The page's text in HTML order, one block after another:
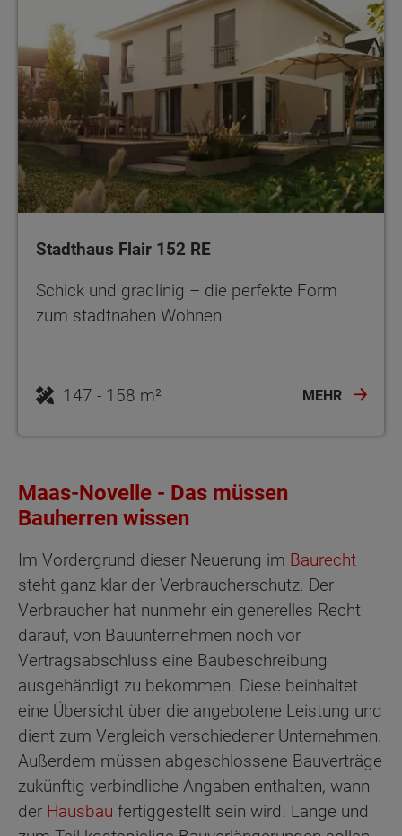
Stadthaus Flair 152 RE
Schick und gradlinig – die perfekte Form
zum stadtnahen Wohnen
MEHR
Maas-Novelle - Das müssen
Bauherren wissen
Im Vordergrund dieser Neuerung im Baurecht
steht ganz klar der Verbraucherschutz. Der
Verbraucher hat nunmehr ein generelles Recht
darauf, von Bauunternehmen noch vor
Vertragsabschluss eine Baubeschreibung
ausgehändigt zu bekommen. Diese beinhaltet
eine Übersicht über die angebotene Leistung und
dient zum Vergleich verschiedener Unternehmen.
Außerdem müssen abgeschlossene Bauverträge
zukünftig verbindliche Angaben enthalten, wann
der Hausbau fertiggestellt sein wird. Lange und